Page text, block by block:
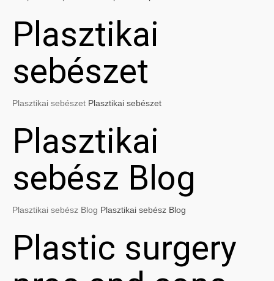
Plasztikai
sebészet
Plasztikai sebészet Plasztikai sebészet
Plasztikai
sebész Blog
Plasztikai sebész Blog Plasztikai sebész Blog
Plastic surgery